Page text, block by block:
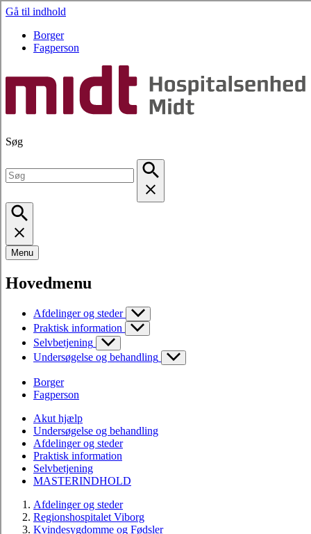
Gå til indhold
Borger
Fagperson
Søg
Menu
Hovedmenu
Afdelinger og steder
Praktisk information
Selvbetjening
Undersøgelse og behandling
Borger
Fagperson
Akut hjælp
Undersøgelse og behandling
Afdelinger og steder
Praktisk information
Selvbetjening
MASTERINDHOLD
Afdelinger og steder
Regionshospitalet Viborg
Kvindesygdomme og Fødsler